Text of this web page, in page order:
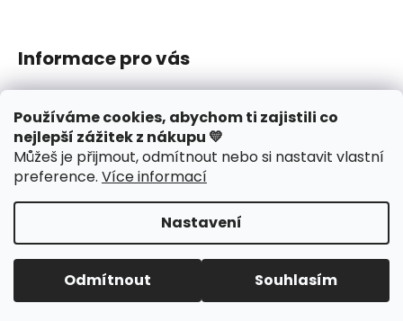
Používáme cookies, abychom ti zajistili co
nejlepší zážitek z nákupu 💛
Můžeš je přijmout, odmítnout nebo si nastavit vlastní
preference. Více informací
Nastavení
Odmítnout Souhlasím
Informace pro vás
Jak nakupovat
Obchodní podmínky
Podmínky ochrany osobních údajů
Reklamace či vrácení
Hodnocení obchodu
Copyright 2026J.amys. Všechna práva vyhrazena.
Upravit nastavení cookies
Design webunechodom.cz